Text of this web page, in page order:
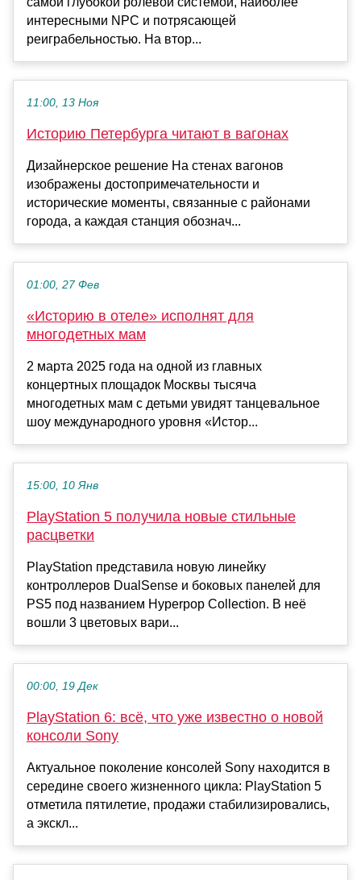
интересными NPC и потрясающей
реиграбельностью. На втор...
11:00, 13 Ноя
Историю Петербурга читают в вагонах
Дизайнерское решение На стенах вагонов
изображены достопримечательности и
исторические моменты, связанные с районами
города, а каждая станция обознач...
01:00, 27 Фев
«Историю в отеле» исполнят для
многодетных мам
2 марта 2025 года на одной из главных
концертных площадок Москвы тысяча
многодетных мам с детьми увидят танцевальное
шоу международного уровня «Истор...
15:00, 10 Янв
PlayStation 5 получила новые стильные
расцветки
PlayStation представила новую линейку
контроллеров DualSense и боковых панелей для
PS5 под названием Hyperpop Collection. В неё
вошли 3 цветовых вари...
00:00, 19 Дек
PlayStation 6: всё, что уже известно о новой
консоли Sony
Актуальное поколение консолей Sony находится в
середине своего жизненного цикла: PlayStation 5
отметила пятилетие, продажи стабилизировались,
а экскл...